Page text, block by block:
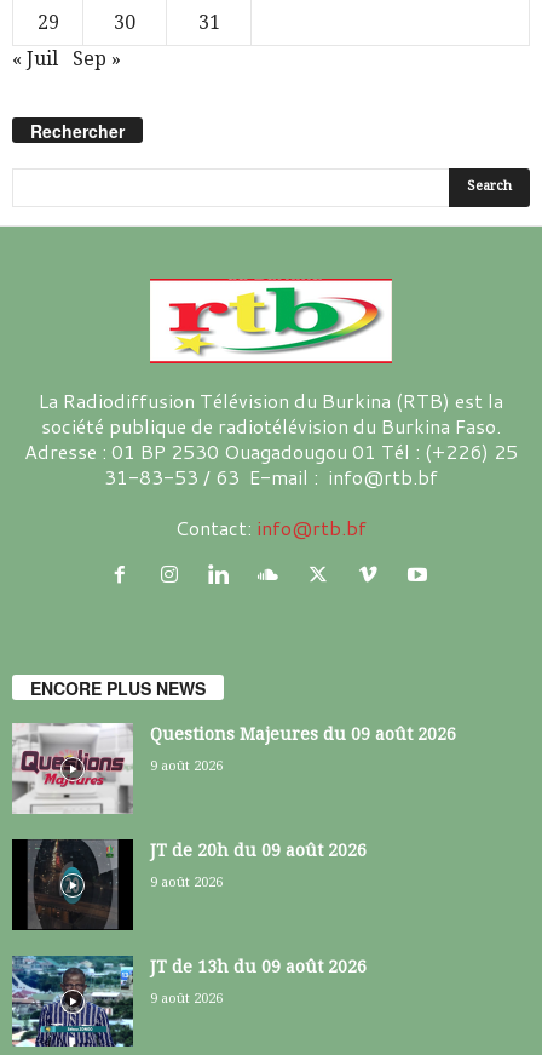
29
30
31
« Juil
Sep »
Rechercher
La Radiodiffusion Télévision du Burkina (RTB) est la
société publique de radiotélévision du Burkina Faso.
Adresse : 01 BP 2530 Ouagadougou 01 Tél : (+226) 25
31-83-53 / 63 E-mail : info@rtb.bf
Contact: info@rtb.bf
ENCORE PLUS NEWS
Questions Majeures du 09 août 2026
9 août 2026
JT de 20h du 09 août 2026
9 août 2026
JT de 13h du 09 août 2026
9 août 2026